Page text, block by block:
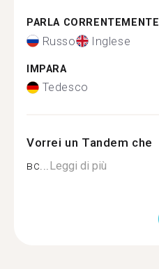
PARLA CORRENTEMENTE
Russo Inglese
IMPARA
Tedesco
Vorrei un Tandem che
вс...Leggi di più